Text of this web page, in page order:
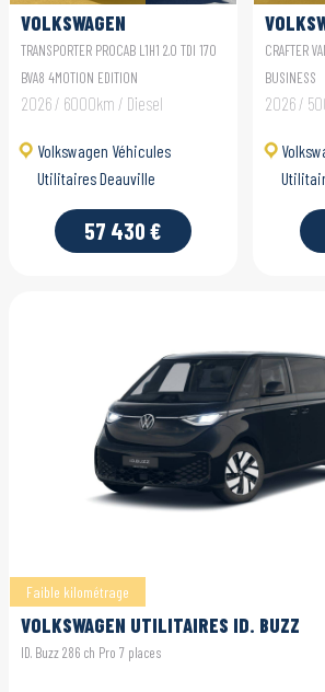
VOLKSWAGEN
UTILITAIRES
TRANSPORTER PROCAB
TRANSPORTER PROCAB L1H1 2.0 TDI 170
BVA8 4MOTION EDITION
2026 / 6000km / Diesel
Volkswagen Véhicules
Utilitaires Deauville
57 430 €
VAN
CRAFTER
BUSINESS
2026 /
Faible kilométrage
VOLKSWAGEN UTILITAIRES ID. BUZZ
ID. Buzz 286 ch Pro 7 places